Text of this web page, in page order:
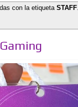
con la etiqueta STAFF